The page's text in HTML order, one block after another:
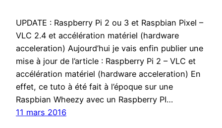
UPDATE : Raspberry Pi 2 ou 3 et Raspbian Pixel –
VLC 2.4 et accélération matériel (hardware
acceleration) Aujourd’hui je vais enfin publier une
mise à jour de l’article : Raspberry Pi 2 – VLC et
accélération matériel (hardware acceleration) En
effet, ce tuto à été fait à l’époque sur une
Raspbian Wheezy avec un Raspberry PI…
11 mars 2016